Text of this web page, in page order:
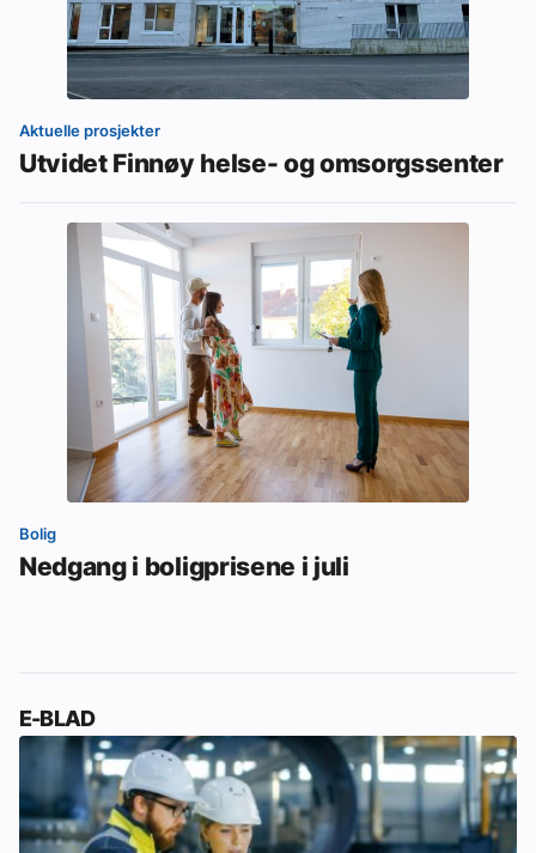
Aktuelle prosjekter
Utvidet Finnøy helse- og omsorgssenter
Bolig
Nedgang i boligprisene i juli
E-BLAD